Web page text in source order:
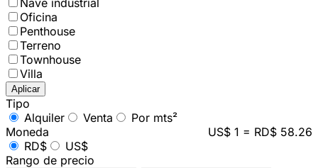
Oficina
Penthouse
Terreno
Townhouse
Villa
Aplicar
Tipo
Alquiler
Venta
Por mts²
Moneda
US$ 1 = RD$ 58.26
RD$
US$
Rango de precio